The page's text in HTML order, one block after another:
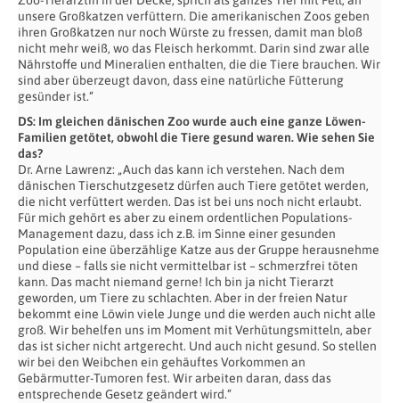
unsere Großkatzen verfüttern. Die amerikanischen Zoos geben
ihren Großkatzen nur noch Würste zu fressen, damit man bloß
nicht mehr weiß, wo das Fleisch herkommt. Darin sind zwar alle
Nährstoffe und Mineralien enthalten, die die Tiere brauchen. Wir
sind aber überzeugt davon, dass eine natürliche Fütterung
gesünder ist.“
DS: Im gleichen dänischen Zoo wurde auch eine ganze Löwen-
Familien getötet, obwohl die Tiere gesund waren. Wie sehen Sie
das?
Dr. Arne Lawrenz: „Auch das kann ich verstehen. Nach dem
dänischen Tierschutzgesetz dürfen auch Tiere getötet werden,
die nicht verfüttert werden. Das ist bei uns noch nicht erlaubt.
Für mich gehört es aber zu einem ordentlichen Populations-
Management dazu, dass ich z.B. im Sinne einer gesunden
Population eine überzählige Katze aus der Gruppe herausnehme
und diese – falls sie nicht vermittelbar ist – schmerzfrei töten
kann. Das macht niemand gerne! Ich bin ja nicht Tierarzt
geworden, um Tiere zu schlachten. Aber in der freien Natur
bekommt eine Löwin viele Junge und die werden auch nicht alle
groß. Wir behelfen uns im Moment mit Verhütungsmitteln, aber
das ist sicher nicht artgerecht. Und auch nicht gesund. So stellen
wir bei den Weibchen ein gehäuftes Vorkommen an
Gebärmutter-Tumoren fest. Wir arbeiten daran, dass das
entsprechende Gesetz geändert wird.“